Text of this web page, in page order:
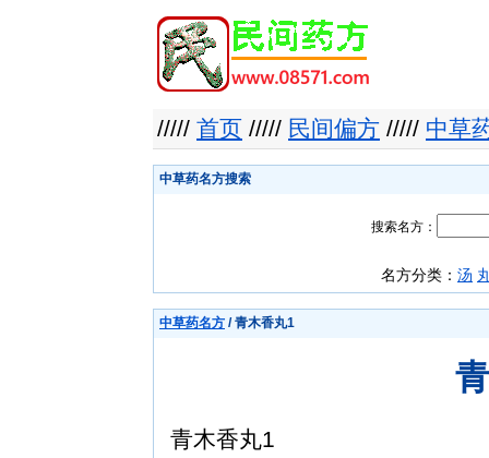
///// 首页 ///// 民间偏方 ///// 中草
中草药名方搜索
搜索名方：
名方分类： 汤
中草药名方 / 青木香丸1
青木香丸1